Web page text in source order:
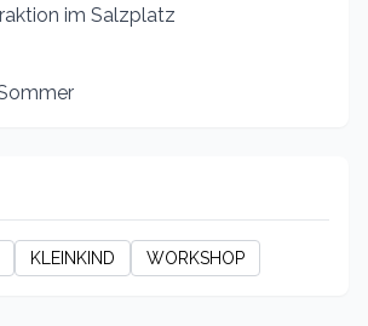
im Salzplatz
KLEINKIND WORKSHOP